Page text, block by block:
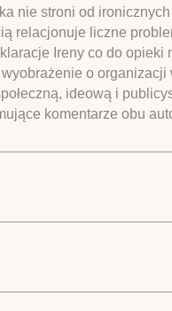
nie stroni od
relacjonuje liczne
Ireny co do
o
ideową i
komentarze obu